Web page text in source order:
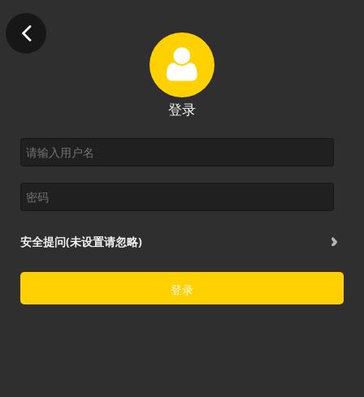
登录
安全提问(未设置请忽略)
登录